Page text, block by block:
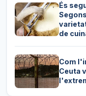
És
de
Com
Ceuta